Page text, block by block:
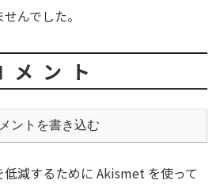
んでした。
メント
ントを書き込む
低減するために Akismet を使って